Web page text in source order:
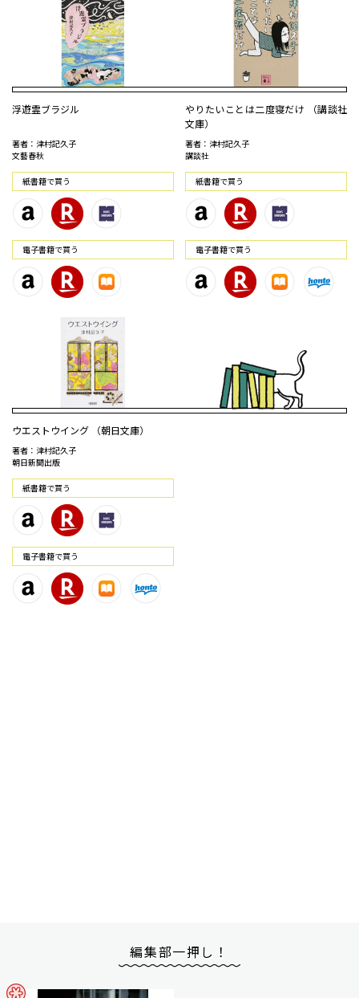
浮遊霊ブラジル
著者：津村記久子
文藝春秋
紙書籍で買う
電⼦書籍で買う
やりたいことは二度寝だけ （講談社
文庫）
著者：津村記久子
講談社
紙書籍で買う
電⼦書籍で買う
ウエストウイング （朝日文庫）
著者：津村記久子
朝日新聞出版
紙書籍で買う
電⼦書籍で買う
編集部一押し！